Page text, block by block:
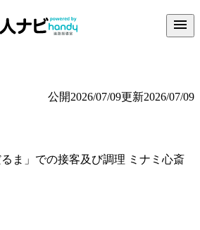
公開2026/07/09更新2026/07/09
ま」での接客及び調理 ミナミ心斎